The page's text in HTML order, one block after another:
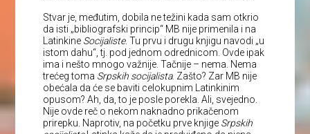
Stvar je, međutim, dobila ne težini kada sam otkrio
da isti „bibliografski princip“ MB nije primenila i na
Latinkine Socijaliste. Tu prvu i drugu knjigu navodi „u
istom dahu“, tj. pod jednom odrednicom. Ovde ipak
ima i nešto mnogo važnije. Tačnije – nema. Nema
trećeg toma Srpskih socijalista. Zašto? Zar MB nije
obećala da će se baviti celokupnim Latinkinim
opusom? Ah, da, to je posle porekla. Ali, svejedno.
Nije ovde reč o nekom naknadno prikačenom
prirepku. Naprotiv, na početku prve knjige Srpskih